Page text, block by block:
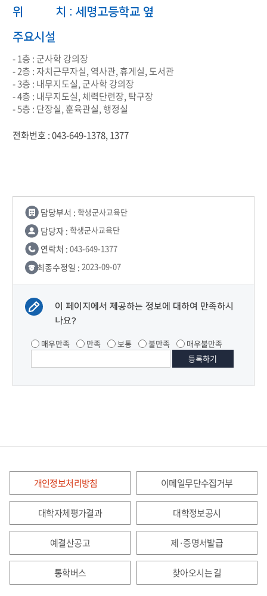
위 치 : 세명고등학교 옆
주요시설
- 1층 : 군사학 강의장
- 2층 : 자치근무자실, 역사관, 휴게실, 도서관
- 3층 : 내무지도실, 군사학 강의장
- 4층 : 내무지도실, 체력단련장, 탁구장
- 5층 : 단장실, 훈육관실, 행정실
전화번호 : 043-649-1378, 1377
담당부서 : 학생군사교육단
담당자 : 학생군사교육단
연락처 : 043-649-1377
최종수정일 : 2023-09-07
이 페이지에서 제공하는 정보에 대하여 만족하시
나요?
매우만족 만족 보통 불만족 매우불만족
개인정보처리방침 이메일무단수집거부
대학자체평가결과 대학정보공시
예결산공고 제·증명서발급
통학버스 찾아오시는 길